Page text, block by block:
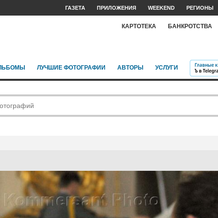
ГАЗЕТА ПРИЛОЖЕНИЯ WEEKEND РЕГИОНЫ
КАРТОТЕКА БАНКРОТСТВА
ЛУЧШИЕ ФОТОГРАФИИ АВТОРЫ УСЛУГИ